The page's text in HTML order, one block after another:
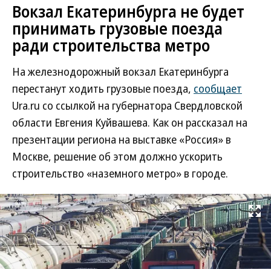
Вокзал Екатеринбурга не будет
принимать грузовые поезда
ради строительства метро
На железнодорожный вокзал Екатеринбурга
перестанут ходить грузовые поезда, сообщает
Ura.ru со ссылкой на губернатора Свердловской
области Евгения Куйвашева. Как он рассказал на
презентации региона на выставке «Россия» в
Москве, решение об этом должно ускорить
строительство «наземного метро» в городе.
Развернуть